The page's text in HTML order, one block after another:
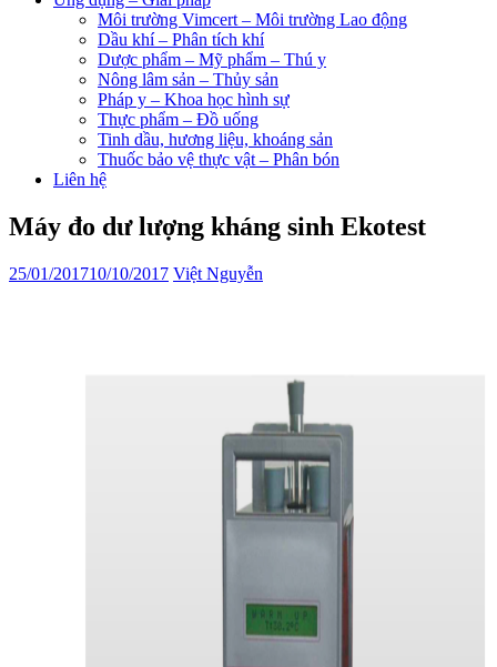
Môi trường Vimcert – Môi trường Lao động
Dầu khí – Phân tích khí
Dược phẩm – Mỹ phẩm – Thú y
Nông lâm sản – Thủy sản
Pháp y – Khoa học hình sự
Thực phẩm – Đồ uống
Tinh dầu, hương liệu, khoáng sản
Thuốc bảo vệ thực vật – Phân bón
Liên hệ
Máy đo dư lượng kháng sinh Ekotest
25/01/201710/10/2017 Việt Nguyễn